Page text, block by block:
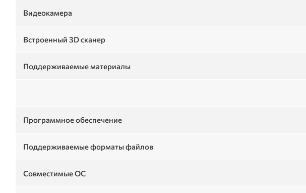
Видеокамера
Встроенный 3D сканер
Поддерживаемые материалы
Программное обеспечение
Поддерживаемые форматы файлов
Совместимые ОС